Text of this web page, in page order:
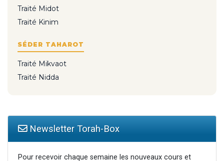
Traité Midot
Traité Kinim
SÉDER TAHAROT
Traité Mikvaot
Traité Nidda
Newsletter Torah-Box
Pour recevoir chaque semaine les nouveaux cours et